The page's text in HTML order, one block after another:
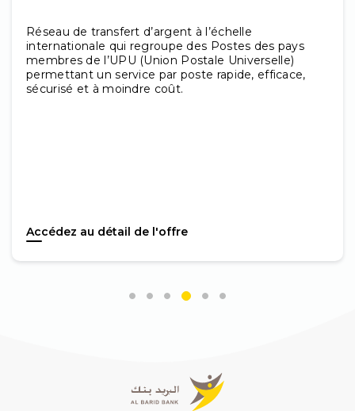
Réseau de transfert d’argent à l’échelle
internationale qui regroupe des Postes des pays
membres de l’UPU (Union Postale Universelle)
permettant un service par poste rapide, efficace,
sécurisé et à moindre coût.
Accédez au détail de l'offre